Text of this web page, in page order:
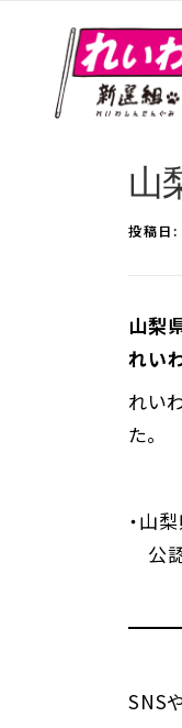
山
投稿日:
山梨
れい
れい
た。
・山
公
SNS